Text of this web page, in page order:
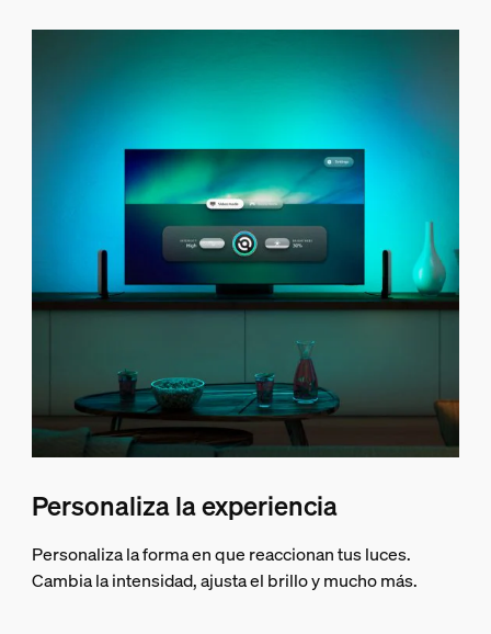
Personaliza la experiencia
Personaliza la forma en que reaccionan tus luces.
Cambia la intensidad, ajusta el brillo y mucho más.